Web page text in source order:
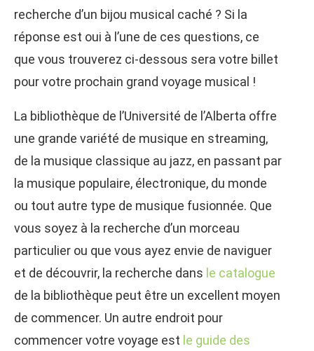
recherche d’un bijou musical caché ? Si la
réponse est oui à l’une de ces questions, ce
que vous trouverez ci-dessous sera votre billet
pour votre prochain grand voyage musical !
La bibliothèque de l’Université de l’Alberta offre
une grande variété de musique en streaming,
de la musique classique au jazz, en passant par
la musique populaire, électronique, du monde
ou tout autre type de musique fusionnée. Que
vous soyez à la recherche d’un morceau
particulier ou que vous ayez envie de naviguer
et de découvrir, la recherche dans le catalogue
de la bibliothèque peut être un excellent moyen
de commencer. Un autre endroit pour
commencer votre voyage est le guide des